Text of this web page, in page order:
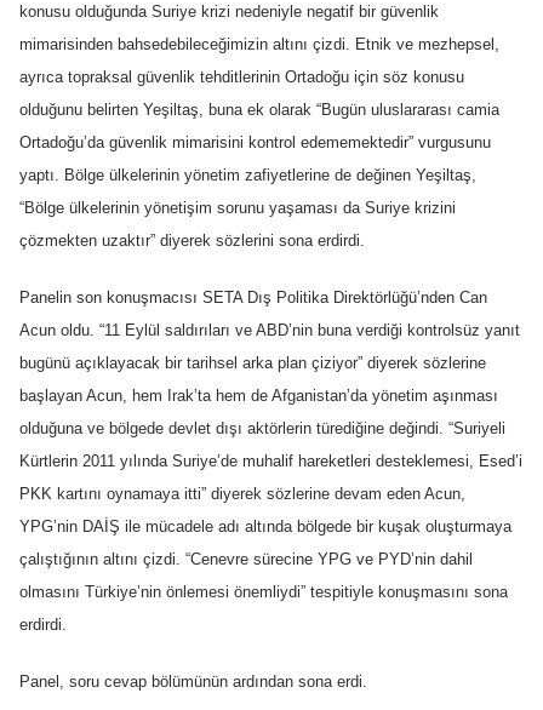
konusu olduğunda Suriye krizi nedeniyle negatif bir güvenlik
mimarisinden bahsedebileceğimizin altını çizdi. Etnik ve mezhepsel,
ayrıca topraksal güvenlik tehditlerinin Ortadoğu için söz konusu
olduğunu belirten Yeşiltaş, buna ek olarak “Bugün uluslararası camia
Ortadoğu’da güvenlik mimarisini kontrol edememektedir” vurgusunu
yaptı. Bölge ülkelerinin yönetim zafiyetlerine de değinen Yeşiltaş,
“Bölge ülkelerinin yönetişim sorunu yaşaması da Suriye krizini
çözmekten uzaktır” diyerek sözlerini sona erdirdi.
Panelin son konuşmacısı SETA Dış Politika Direktörlüğü’nden Can
Acun oldu. “11 Eylül saldırıları ve ABD’nin buna verdiği kontrolsüz yanıt
bugünü açıklayacak bir tarihsel arka plan çiziyor” diyerek sözlerine
başlayan Acun, hem Irak’ta hem de Afganistan’da yönetim aşınması
olduğuna ve bölgede devlet dışı aktörlerin türediğine değindi. “Suriyeli
Kürtlerin 2011 yılında Suriye’de muhalif hareketleri desteklemesi, Esed’i
PKK kartını oynamaya itti” diyerek sözlerine devam eden Acun,
YPG’nin DAİŞ ile mücadele adı altında bölgede bir kuşak oluşturmaya
çalıştığının altını çizdi. “Cenevre sürecine YPG ve PYD’nin dahil
olmasını Türkiye’nin önlemesi önemliydi” tespitiyle konuşmasını sona
erdirdi.
Panel, soru cevap bölümünün ardından sona erdi.